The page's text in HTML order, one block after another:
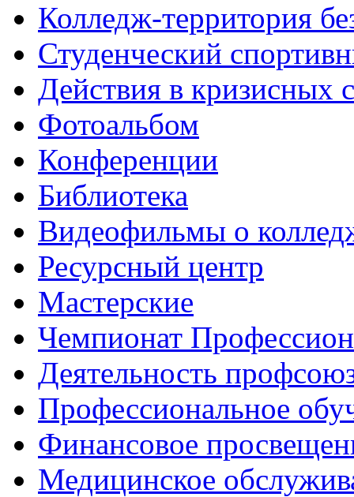
Колледж-территория
Студенческий
Действия в кризисных
Фотоальбом
Конференции
Библиотека
Видеофильмы о
Ресурсный центр
Мастерские
Чемпионат
Деятельность
Профессиональное
Финансовое
Медицинское